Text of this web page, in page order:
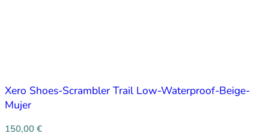
Xero Shoes-Scrambler Trail Low-Waterproof-Beige-
Mujer
150,00 €